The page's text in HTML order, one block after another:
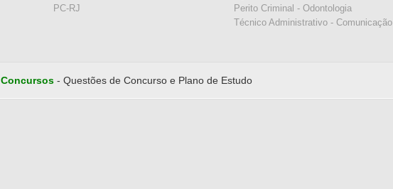
PC-RJ
Perito Criminal - Odontologia
Técnico Administrativo - Comunicação
Concursos - Questões de Concurso e Plano de Estudo